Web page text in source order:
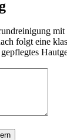
folgt eine